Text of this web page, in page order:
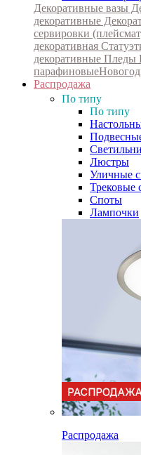
Декоративные вазы
декоративные
сервировки
декоративная
декоративные Пледы
парафиновые
Распродажа
По типу
По типу
Люстры
Уличные
Трековые
Споты
Лампочки
Распродажа